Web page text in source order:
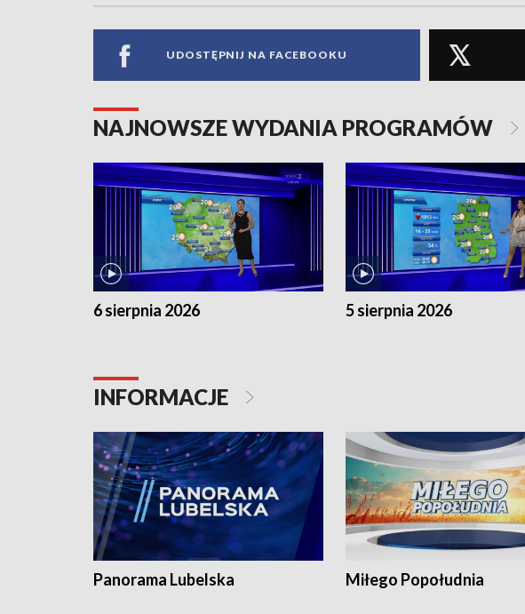
UDOSTĘPNIJ NA FACEBOOKU
NAJNOWSZE WYDANIA PROGRAMÓW
6 sierpnia 2026 5 sierpnia 2026
INFORMACJE
Panorama Lubelska Miłego Popołudnia